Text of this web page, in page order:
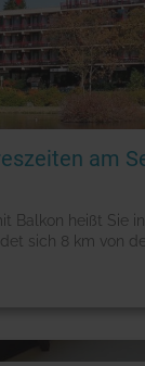
am
Balkon heißt Sie
sich 8 km von